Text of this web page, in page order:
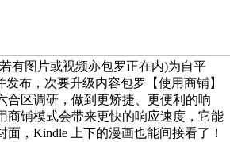
有图片或视频亦包罗正在内)为自平
发布，次要升级内容包罗【使用商铺】
合区调研，做到更矫捷、更便利的响
商铺模式会带来更快的响应速度，它能
面，Kindle 上下的漫画也能间接看了！